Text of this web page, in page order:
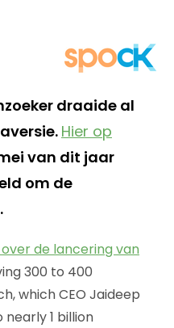
draaide al
Hier op
van dit jaar
om de
de lancering van
300 to 400
which CEO Jaideep
1 billion